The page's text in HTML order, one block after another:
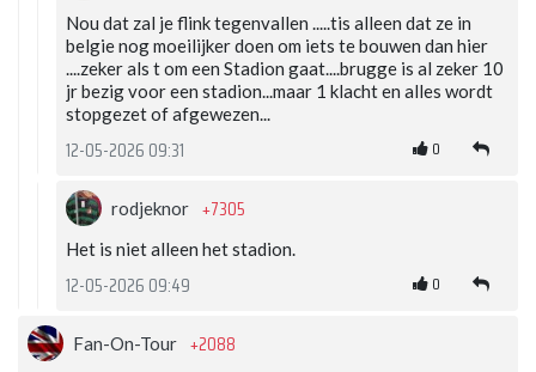
Nou dat zal je flink tegenvallen .....tis alleen dat ze in
belgie nog moeilijker doen om iets te bouwen dan hier
....zeker als t om een Stadion gaat....brugge is al zeker 10
jr bezig voor een stadion...maar 1 klacht en alles wordt
stopgezet of afgewezen...
12-05-2026 09:31 0
rodjeknor +7305
Het is niet alleen het stadion.
12-05-2026 09:49 0
Fan-On-Tour +2088